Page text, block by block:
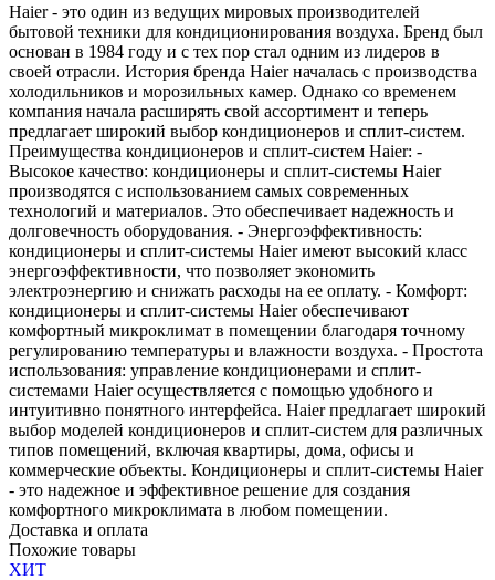
Haier - это один из ведущих мировых производителей
бытовой техники для кондиционирования воздуха. Бренд был
основан в 1984 году и с тех пор стал одним из лидеров в
своей отрасли. История бренда Haier началась с производства
холодильников и морозильных камер. Однако со временем
компания начала расширять свой ассортимент и теперь
предлагает широкий выбор кондиционеров и сплит-систем.
Преимущества кондиционеров и сплит-систем Haier: -
Высокое качество: кондиционеры и сплит-системы Haier
производятся с использованием самых современных
технологий и материалов. Это обеспечивает надежность и
долговечность оборудования. - Энергоэффективность:
кондиционеры и сплит-системы Haier имеют высокий класс
энергоэффективности, что позволяет экономить
электроэнергию и снижать расходы на ее оплату. - Комфорт:
кондиционеры и сплит-системы Haier обеспечивают
комфортный микроклимат в помещении благодаря точному
регулированию температуры и влажности воздуха. - Простота
использования: управление кондиционерами и сплит-
системами Haier осуществляется с помощью удобного и
интуитивно понятного интерфейса. Haier предлагает широкий
выбор моделей кондиционеров и сплит-систем для различных
типов помещений, включая квартиры, дома, офисы и
коммерческие объекты. Кондиционеры и сплит-системы Haier
- это надежное и эффективное решение для создания
комфортного микроклимата в любом помещении.
Доставка и оплата
Похожие товары
ХИТ